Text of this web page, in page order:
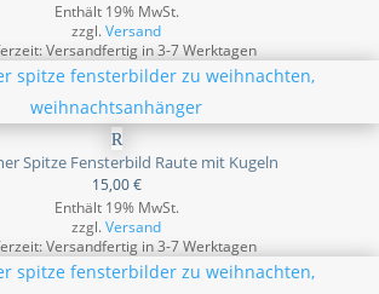
Enthält 19% MwSt.
zzgl.Versand
Versandfertig in 3-7 Werktagen
Spitze Fensterbild Raute mit Kugeln
15,00€
Enthält 19% MwSt.
zzgl.Versand
Versandfertig in 3-7 Werktagen